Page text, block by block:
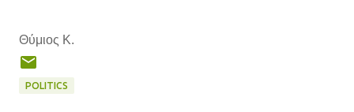
Θύμιος Κ.
POLITICS